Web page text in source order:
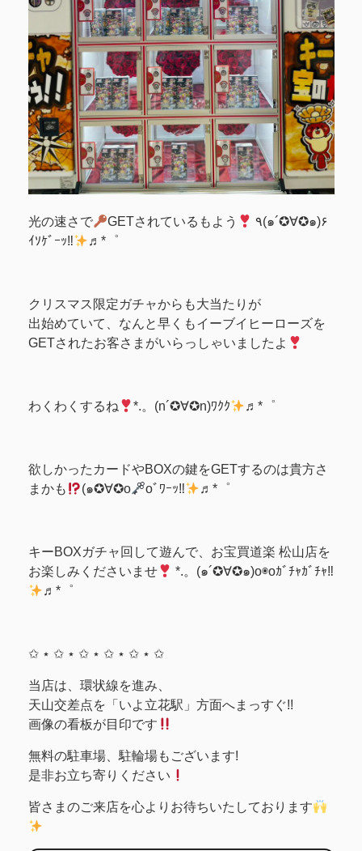
光の速さで GETされているもよう
ｲｿｹﾞｰｯ‼
♬*゜
クリスマス限定ガチャからも大当たりが
出始めていて、なんと早くもイーブイヒーローズを
GETされたお客さまがいらっしゃいましたよ
わくわくするね *.。(n´✪∀✪n)ﾜｸｸ ♬*゜
欲しかったカードやBOXの鍵をGETするのは貴方さ
まかも
(๑✪∀✪o oﾞﾜｰｯ‼ ♬*゜
キーBOXガチャ回して遊んで、お宝買道楽 松山店を
お楽しみくださいませ
*.。(๑´✪∀✪๑)o◉oｶﾞﾁｬｶﾞﾁｬ‼
♬*゜
✩ ⋆ ✩ ⋆ ✩ ⋆ ✩ ⋆ ✩ ⋆ ✩
当店は、環状線を進み、
天山交差点を「いよ立花駅」方面へまっすぐ!!
画像の看板が目印です
無料の駐車場、駐輪場もございます!
是非お立ち寄りください
皆さまのご来店を心よりお待ちいたしております